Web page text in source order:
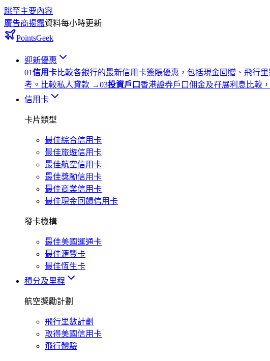
跳至主要內容
廣告商揭露資料每小時更新
PointsGeek
迎新優惠
01信用卡比較各銀行的最新信用卡簽賬優惠，包括現金回贈、飛行
考。 比較私人貸款 →03投資戶口香港證券戶口佣金及孖展利息比較
信用卡
卡片類型
最佳綜合信用卡
最佳旅遊信用卡
最佳航空信用卡
最佳獎勵信用卡
最佳商業信用卡
最佳現金回饋信用卡
發卡機構
最佳美國運通卡
最佳滙豐卡
最佳恆生卡
積分及里程
航空獎勵計劃
飛行里數計劃
取得美國信用卡
飛行體驗